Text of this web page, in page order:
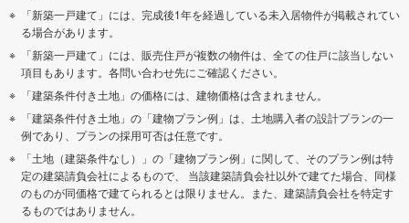
「新築一戸建て」には、完成後1年を経過している未入居物件が掲載されてい
る場合があります。
「新築一戸建て」には、販売住戸が複数の物件は、全ての住戸に該当しない
項目もあります。各問い合わせ先にご確認ください。
「建築条件付き土地」の価格には、建物価格は含まれません。
「建築条件付き土地」の「建物プラン例」は、土地購入者の設計プランの一
例であり、プランの採用可否は任意です。
「土地（建築条件なし）」の「建物プラン例」に関して、そのプラン例は特
定の建築請負会社によるもので、 当該建築請負会社以外で建てた場合、同様
のものが同価格で建てられるとは限りません。また、建築請負会社を特定す
るものではありません。